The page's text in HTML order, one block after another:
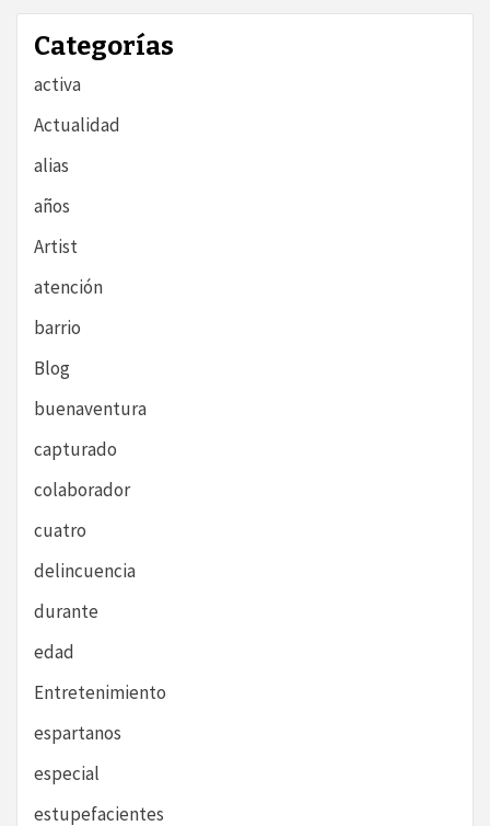
Categorías
activa
Actualidad
alias
años
Artist
atención
barrio
Blog
buenaventura
capturado
colaborador
cuatro
delincuencia
durante
edad
Entretenimiento
espartanos
especial
estupefacientes